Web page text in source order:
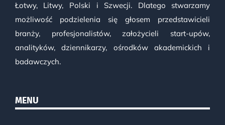
Łotwy, Litwy, Polski i Szwecji. Dlatego stwarzamy
możliwość podzielenia się głosem przedstawicieli
branży, profesjonalistów, założycieli start-upów,
analityków, dziennikarzy, ośrodków akademickich i
badawczych.
MENU